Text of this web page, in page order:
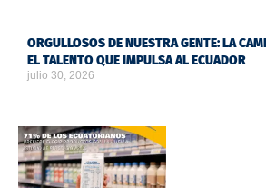
ORGULLOSOS DE NUESTRA GENTE: LA
EL TALENTO QUE IMPULSA AL ECUADOR
julio 30, 2026